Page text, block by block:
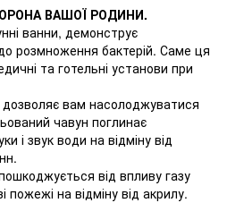
ВАШОЇ РОДИНИ.
ванни, демонструє
розмноження бактерій. Саме ця
та готельні установи при
вам насолоджуватися
чавун поглинає
і звук води на відміну від
від впливу газу
пожежі на відміну від акрилу.